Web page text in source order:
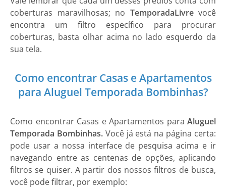
coberturas maravilhosas; no TemporadaLivrevocê
encontra um filtro específico para procurar
coberturas, basta olhar acima no lado esquerdo da
sua tela.
Como encontrar Casas e Apartamentos
para Aluguel Temporada Bombinhas?
Como encontrar Casas e Apartamentos para Aluguel
Temporada Bombinhas.Você já está na página certa:
pode usar a nossa interface de pesquisa acima e ir
navegando entre as centenas de opções, aplicando
filtros se quiser. A partir dos nossos filtros de busca,
você pode filtrar, por exemplo: